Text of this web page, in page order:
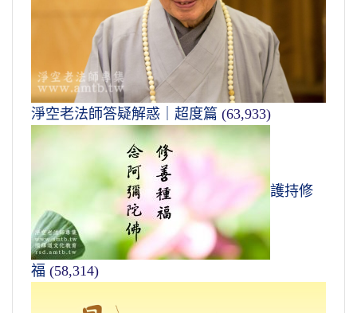
淨空老法師答疑解惑｜超度篇 (63,933)
護持修
福 (58,314)